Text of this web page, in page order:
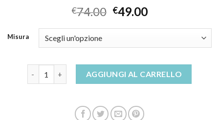
€74.00 €49.00
Misura
AGGIUNGI AL CARRELLO